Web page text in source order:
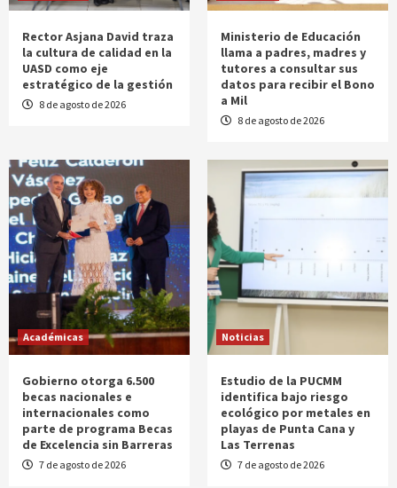
Rector Asjana David traza
la cultura de calidad en la
UASD como eje
estratégico de la gestión
8 de agosto de 2026
Ministerio de Educación
llama a padres, madres y
tutores a consultar sus
datos para recibir el Bono
a Mil
8 de agosto de 2026
Académicas
Gobierno otorga 6.500
becas nacionales e
internacionales como
parte de programa Becas
de Excelencia sin Barreras
7 de agosto de 2026
Noticias
Estudio de la PUCMM
identifica bajo riesgo
ecológico por metales en
playas de Punta Cana y
Las Terrenas
7 de agosto de 2026